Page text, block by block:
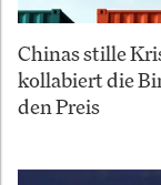
Chinas stille
kollabiert die
den Preis